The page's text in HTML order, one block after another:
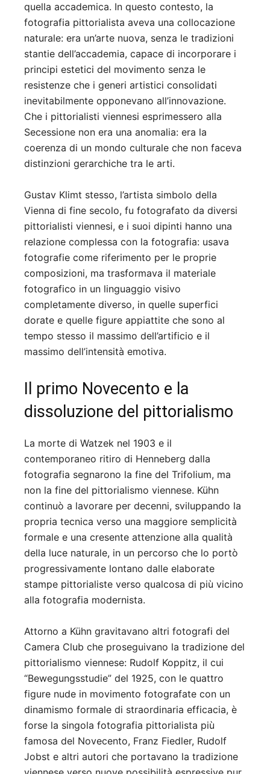
quella accademica. In questo contesto, la
fotografia pittorialista aveva una collocazione
naturale: era un’arte nuova, senza le tradizioni
stantie dell’accademia, capace di incorporare i
principi estetici del movimento senza le
resistenze che i generi artistici consolidati
inevitabilmente opponevano all’innovazione.
Che i pittorialisti viennesi esprimessero alla
Secessione non era una anomalia: era la
coerenza di un mondo culturale che non faceva
distinzioni gerarchiche tra le arti.
Gustav Klimt stesso, l’artista simbolo della
Vienna di fine secolo, fu fotografato da diversi
pittorialisti viennesi, e i suoi dipinti hanno una
relazione complessa con la fotografia: usava
fotografie come riferimento per le proprie
composizioni, ma trasformava il materiale
fotografico in un linguaggio visivo
completamente diverso, in quelle superfici
dorate e quelle figure appiattite che sono al
tempo stesso il massimo dell’artificio e il
massimo dell’intensità emotiva.
Il primo Novecento e la
dissoluzione del pittorialismo
La morte di Watzek nel 1903 e il
contemporaneo ritiro di Henneberg dalla
fotografia segnarono la fine del Trifolium, ma
non la fine del pittorialismo viennese. Kühn
continuò a lavorare per decenni, sviluppando la
propria tecnica verso una maggiore semplicità
formale e una cresente attenzione alla qualità
della luce naturale, in un percorso che lo portò
progressivamente lontano dalle elaborate
stampe pittorialiste verso qualcosa di più vicino
alla fotografia modernista.
Attorno a Kühn gravitavano altri fotografi del
Camera Club che proseguivano la tradizione del
pittorialismo viennese: Rudolf Koppitz, il cui
“Bewegungsstudie” del 1925, con le quattro
figure nude in movimento fotografate con un
dinamismo formale di straordinaria efficacia, è
forse la singola fotografia pittorialista più
famosa del Novecento, Franz Fiedler, Rudolf
Jobst e altri autori che portavano la tradizione